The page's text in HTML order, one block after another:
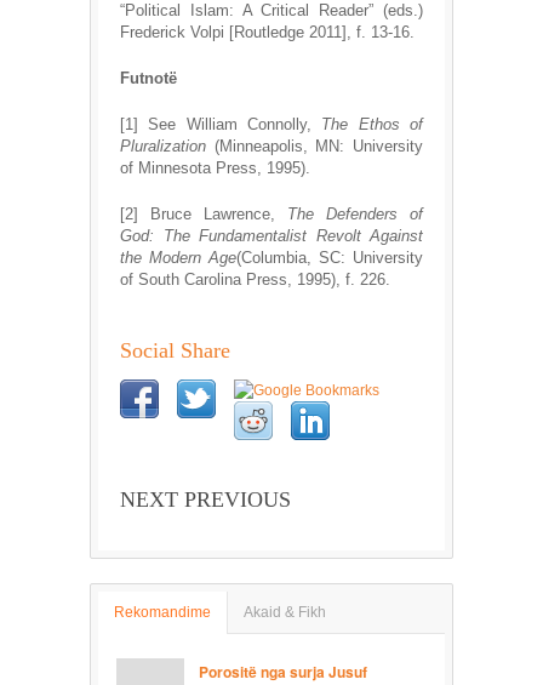
“Political Islam: A Critical Reader” (eds.)
Frederick Volpi [Routledge 2011], f. 13-16.
Futnotë
[1] See William Connolly, The Ethos of
Pluralization (Minneapolis, MN: University
of Minnesota Press, 1995).
[2] Bruce Lawrence, The Defenders of
God: The Fundamentalist Revolt Against
the Modern Age(Columbia, SC: University
of South Carolina Press, 1995), f. 226.
Social Share
NEXT PREVIOUS
Rekomandime Akaid & Fikh
Porositë nga surja Jusuf